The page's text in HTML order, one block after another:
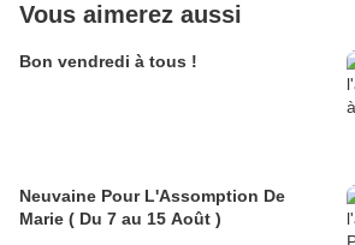
Vous aimerez aussi
Bon vendredi à tous !
Neuvaine Pour L'Assomption De
Marie ( Du 7 au 15 Août )